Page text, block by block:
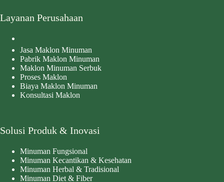
Layanan Perusahaan
Jasa Maklon Minuman
Pabrik Maklon Minuman
Maklon Minuman Serbuk
Proses Maklon
Biaya Maklon Minuman
Konsultasi Maklon
Solusi Produk & Inovasi
Minuman Fungsional
Minuman Kecantikan & Kesehatan
Minuman Herbal & Tradisional
Minuman Diet & Fiber